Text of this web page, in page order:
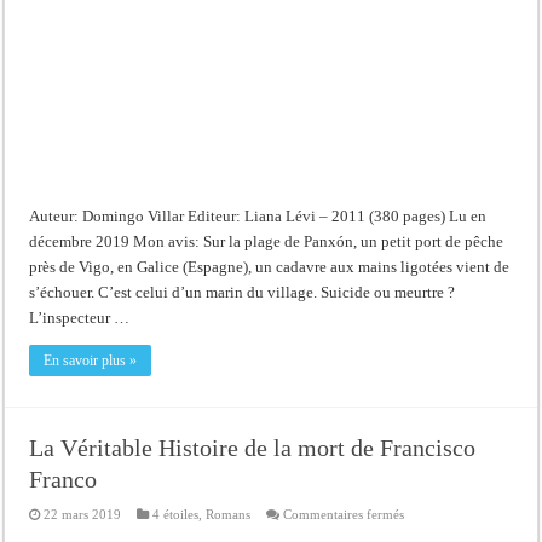
Auteur: Domingo Villar Editeur: Liana Lévi – 2011 (380 pages) Lu en
décembre 2019 Mon avis: Sur la plage de Panxón, un petit port de pêche
près de Vigo, en Galice (Espagne), un cadavre aux mains ligotées vient de
s’échouer. C’est celui d’un marin du village. Suicide ou meurtre ?
L’inspecteur …
En savoir plus »
La Véritable Histoire de la mort de Francisco
Franco
22 mars 2019 4 étoiles ,Romans Commentaires ferméssur